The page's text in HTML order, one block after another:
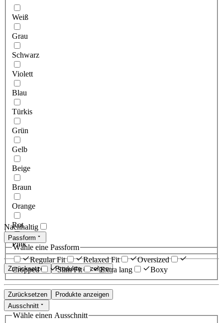
Weiß
Grau
Schwarz
Violett
Blau
Türkis
Grün
Gelb
Beige
Braun
Orange
Rot
Pink
Zurücksetzen Produkte anzeigen
Nachhaltig
Passform
Wähle eine Passform
Regular Fit
Relaxed Fit
Oversized
Cropped
Slim Fit Extra lang Boxy
Zurücksetzen
Produkte anzeigen
Ausschnitt
Wähle einen Ausschnitt